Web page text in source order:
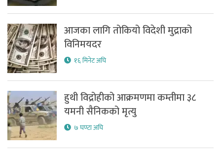
आजका लागि तोकियो विदेशी मुद्राको
विनिमयदर
१६ मिनेट अघि
हुथी विद्रोहीको आक्रमणमा कम्तीमा ३८
यमनी सैनिकको मृत्यु
७ घण्टा अघि